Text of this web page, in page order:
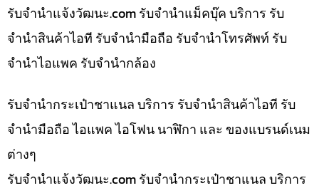
รับจํานําแจ้งวัฒนะ.com รับจำนำแม็คบุ๊ค บริการ รับ
จำนำสินค้าไอที รับจำนำมือถือ รับจำนำโทรศัพท์ รับ
จำนำไอแพค รับจำนำกล้อง
รับจำนำกระเป๋าชาแนล บริการ รับจำนำสินค้าไอที รับ
จำนำมือถือ ไอแพค ไอโฟน นาฬิกา และ ของแบรนด์เนม
ต่างๆ
รับจํานําแจ้งวัฒนะ.com รับจำนำกระเป๋าชาแนล บริการ